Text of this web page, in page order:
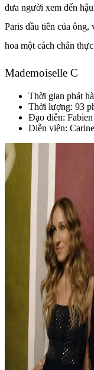
đưa người xem đến
Paris đầu tiên của
hoa một cách chân
Mademoiselle C
Thời gian phát
Thời lượng: 93
Đạo diễn:
Diễn viên: